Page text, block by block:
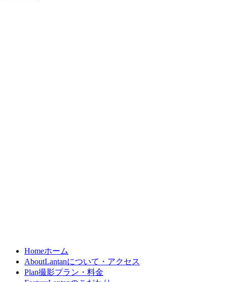
Homeホーム
AboutLantanについて・アクセス
Plan撮影プラン・料金